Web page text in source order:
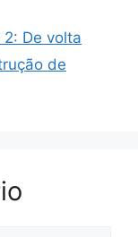
De volta
de